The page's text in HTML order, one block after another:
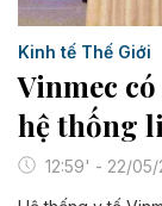
Kinh tế Thế Giới
Vinmec
hệ thống
12:59' - 22/